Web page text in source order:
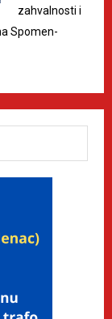
zahvalnosti i
Spomen-